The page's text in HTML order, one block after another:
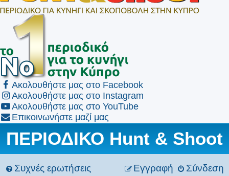
Ακολουθήστε μας στο Facebook
Ακολουθήστε μας στο Instagram
Ακολουθήστε μας στο YouTube
Επικοινωνήστε μαζί μας
ΠΕΡΙΟΔΙΚΟ Hunt & Shoot
Συχνές ερωτήσεις Σύνδεση
Εγγραφή